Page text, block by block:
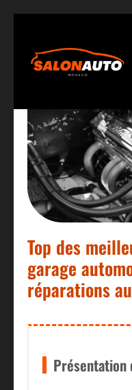
Top des
garage
réparations
Présentation